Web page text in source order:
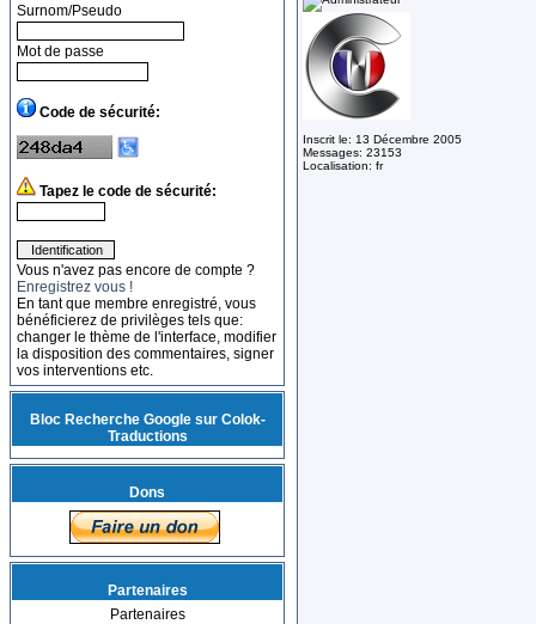
Surnom/Pseudo
Mot de passe
Code de sécurité:
Tapez le code de sécurité:
Vous n'avez pas encore de compte ?
Enregistrez vous !
En tant que membre enregistré, vous
bénéficierez de privilèges tels que:
changer le thème de l'interface, modifier
la disposition des commentaires, signer
vos interventions etc.
Bloc Recherche Google sur Colok-
Traductions
Dons
Partenaires
Partenaires
Inscrit le: 13 Décembre 2005
Messages: 23153
Localisation: fr